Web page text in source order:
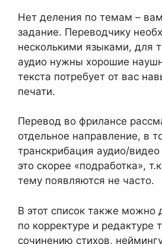
Нет деления по темам –
задание. Переводчику
несколькими языками, для
аудио нужны хорошие
текста потребует от вас
печати.
Перевод во фрилансе
отдельное направление, в
транскрибация аудио/видео
это скорее «подработка»,
тему появляются не часто.
В этот список также можно
по корректуре и редактуре
сочинению стихов,